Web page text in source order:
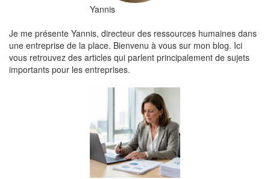
Yannis
Je me présente Yannis, directeur des ressources humaines dans
une entreprise de la place. Bienvenu à vous sur mon blog. Ici
vous retrouvez des articles qui parlent principalement de sujets
importants pour les entreprises.